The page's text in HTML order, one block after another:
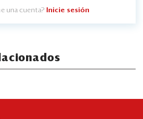
una cuenta? Inicie sesión